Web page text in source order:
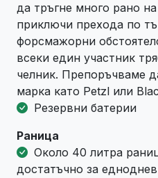
да тръгне много рано
приключи прехода по
форсмажорни
всеки един участник
челник. Препоръчваме
марка като Petzl или
Резервни батерии
Раница
Около 40 литра
достатъчно за